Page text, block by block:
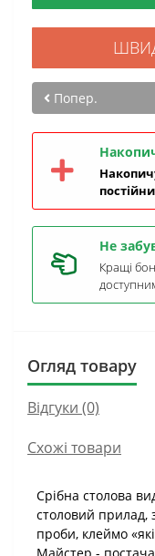
Попер.
Не
Кращі
Огляд товару
Відгуки (0)
Схожі товари
Срібна столова
столовий прилад,
проби, клеймо